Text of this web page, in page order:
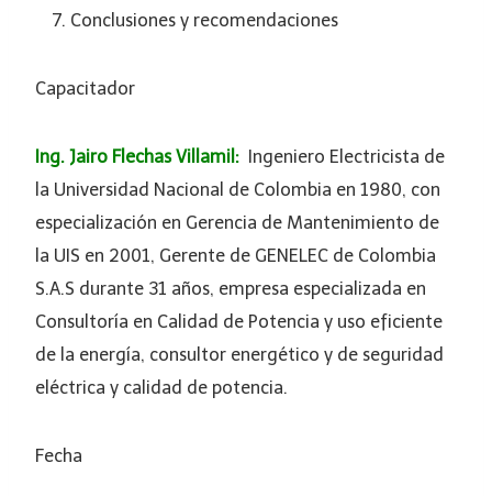
Conclusiones y recomendaciones
Capacitador
Ing. Jairo Flechas Villamil: Ingeniero Electricista de
la Universidad Nacional de Colombia en 1980, con
especialización en Gerencia de Mantenimiento de
la UIS en 2001, Gerente de GENELEC de Colombia
S.A.S durante 31 años, empresa especializada en
Consultoría en Calidad de Potencia y uso eficiente
de la energía, consultor energético y de seguridad
eléctrica y calidad de potencia.
Fecha